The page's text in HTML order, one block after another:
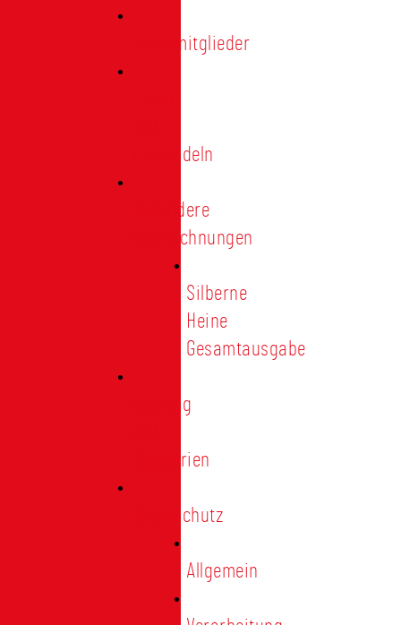
Ehrenmitglieder
Treunadeln
Besondere
Auszeichnungen
Silberne
Heine
Gesamtausgabe
Satzung
Regularien
Datenschutz
Allgemein